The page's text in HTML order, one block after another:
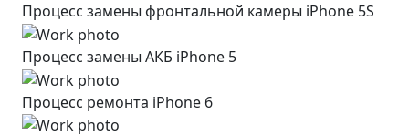
Процесс замены фронтальной камеры iPhone 5S
Процесс замены АКБ iPhone 5
Процесс ремонта iPhone 6